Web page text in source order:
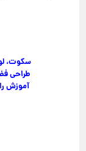
سکوت،
طراحی
آموزش